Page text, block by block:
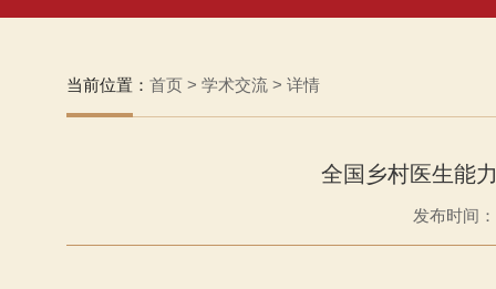
当前位置： 首页 > 学术交流 > 详情
全国乡村医生能
发布时间